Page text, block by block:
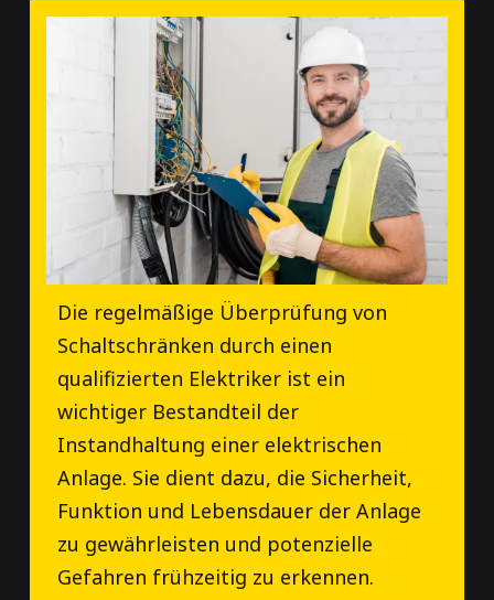
Die regelmäßige Überprüfung von
Schaltschränken durch einen
qualifizierten Elektriker ist ein
wichtiger Bestandteil der
Instandhaltung einer elektrischen
Anlage. Sie dient dazu, die Sicherheit,
Funktion und Lebensdauer der Anlage
zu gewährleisten und potenzielle
Gefahren frühzeitig zu erkennen.